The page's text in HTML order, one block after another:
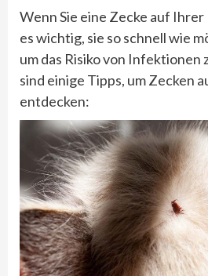
Wenn Sie eine Zecke auf
es wichtig, sie so schnell wie
um das Risiko von Infektionen
sind einige Tipps, um Zecken
entdecken: